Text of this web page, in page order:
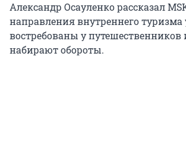
Александр Осауленко рассказал
направления внутреннего туризма
востребованы у путешественников
набирают обороты.